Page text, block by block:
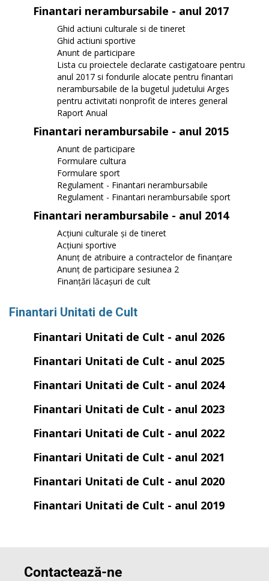
Finantari nerambursabile - anul 2017
Ghid actiuni culturale si de tineret
Ghid actiuni sportive
Anunt de participare
Lista cu proiectele declarate castigatoare pentru
anul 2017 si fondurile alocate pentru finantari
nerambursabile de la bugetul judetului Arges
pentru activitati nonprofit de interes general
Raport Anual
Finantari nerambursabile - anul 2015
Anunt de participare
Formulare cultura
Formulare sport
Regulament - Finantari nerambursabile
Regulament - Finantari nerambursabile sport
Finantari nerambursabile - anul 2014
Acțiuni culturale și de tineret
Acțiuni sportive
Anunț de atribuire a contractelor de finanțare
Anunț de participare sesiunea 2
Finanțări lăcașuri de cult
Finantari Unitati de Cult
Finantari Unitati de Cult - anul 2026
Finantari Unitati de Cult - anul 2025
Finantari Unitati de Cult - anul 2024
Finantari Unitati de Cult - anul 2023
Finantari Unitati de Cult - anul 2022
Finantari Unitati de Cult - anul 2021
Finantari Unitati de Cult - anul 2020
Finantari Unitati de Cult - anul 2019